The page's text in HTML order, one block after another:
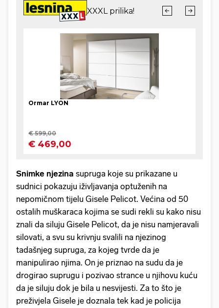
Snimke njezina supruga koje su prikazane u
sudnici pokazuju iživljavanja optuženih na
nepomičnom tijelu Gisele Pelicot. Većina od 50
ostalih muškaraca kojima se sudi rekli su kako nisu
znali da siluju Gisele Pelicot, da je nisu namjeravali
silovati, a svu su krivnju svalili na njezinog
tadašnjeg supruga, za kojeg tvrde da je
manipulirao njima. On je priznao na sudu da je
drogirao suprugu i pozivao strance u njihovu kuću
da je siluju dok je bila u nesvijesti. Za to što je
preživjela Gisele je doznala tek kad je policija